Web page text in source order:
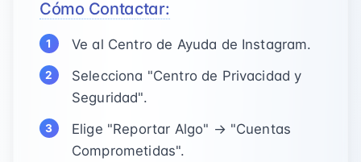
Cómo Contactar:
Ve al Centro de Ayuda de Instagram.
Selecciona "Centro de Privacidad y
Seguridad".
Elige "Reportar Algo" → "Cuentas
Comprometidas".